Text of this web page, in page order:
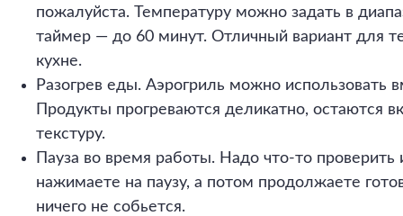
пожалуйста. Температуру можно задать в
таймер — до 60 минут. Отличный вариант для
кухне.
Разогрев еды. Аэрогриль можно использовать
Продукты прогреваются деликатно, остаются
текстуру.
Пауза во время работы. Надо что-то проверить
нажимаете на паузу, а потом продолжаете
ничего не собьется.